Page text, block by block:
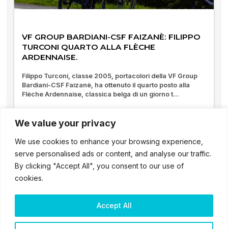
We value your privacy
We use cookies to enhance your browsing experience,
serve personalised ads or content, and analyse our traffic.
By clicking "Accept All", you consent to our use of
cookies.
Accept All
VF GROUP BARDIANI-CSF FAIZANÈ: FILIPPO
TURCONI QUARTO ALLA FLÈCHE
ARDENNAISE.
Filippo Turconi, classe 2005, portacolori della VF Group
Bardiani-CSF Faizanè, ha ottenuto il quarto posto alla
Flèche Ardennaise, classica belga di un giorno t...
2025 – ® Bardiani CSF 7 Saber – Tutti i diritti sono riservati